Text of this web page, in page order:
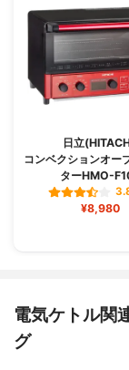
日立
コンベクションオー
ターHMO-
¥8,980
電気ケトル関
グ